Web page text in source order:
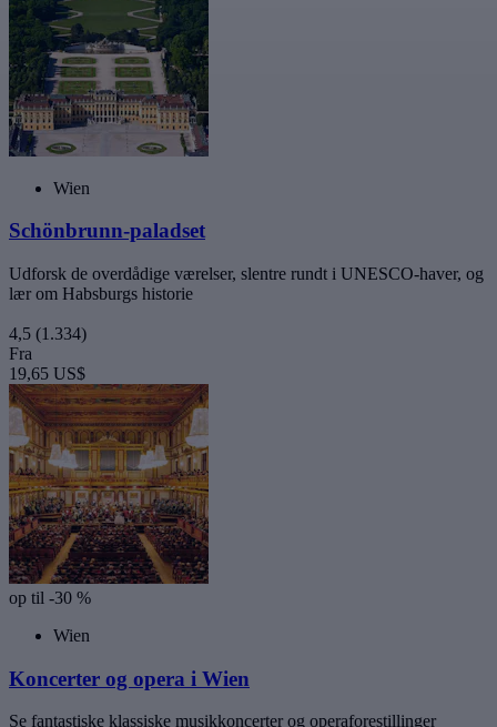
Wien
Schönbrunn-paladset
Udforsk de overdådige værelser, slentre rundt i UNESCO-haver, og
lær om Habsburgs historie
4,5 (1.334)
Fra
19,65 US$
op til -30 %
Wien
Koncerter og opera i Wien
Se fantastiske klassiske musikkoncerter og operaforestillinger